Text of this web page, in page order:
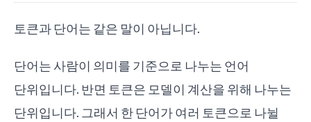
토큰과 단어는 같은 말이 아닙니다.
단어는 사람이 의미를 기준으로 나누는 언어
단위입니다. 반면 토큰은 모델이 계산을 위해 나누는
단위입니다. 그래서 한 단어가 여러 토큰으로 나뉠